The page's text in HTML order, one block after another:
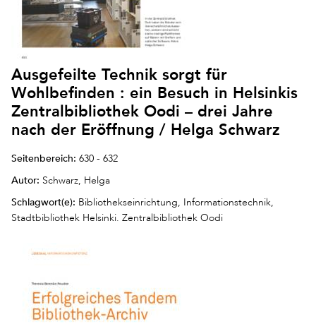
Ausgefeilte Technik sorgt für
Wohlbefinden : ein Besuch in Helsinkis
Zentralbibliothek Oodi – drei Jahre
nach der Eröffnung / Helga Schwarz
Seitenbereich: 630 - 632
Autor: Schwarz, Helga
Schlagwort(e): Bibliothekseinrichtung, Informationstechnik,
Stadtbibliothek Helsinki. Zentralbibliothek Oodi